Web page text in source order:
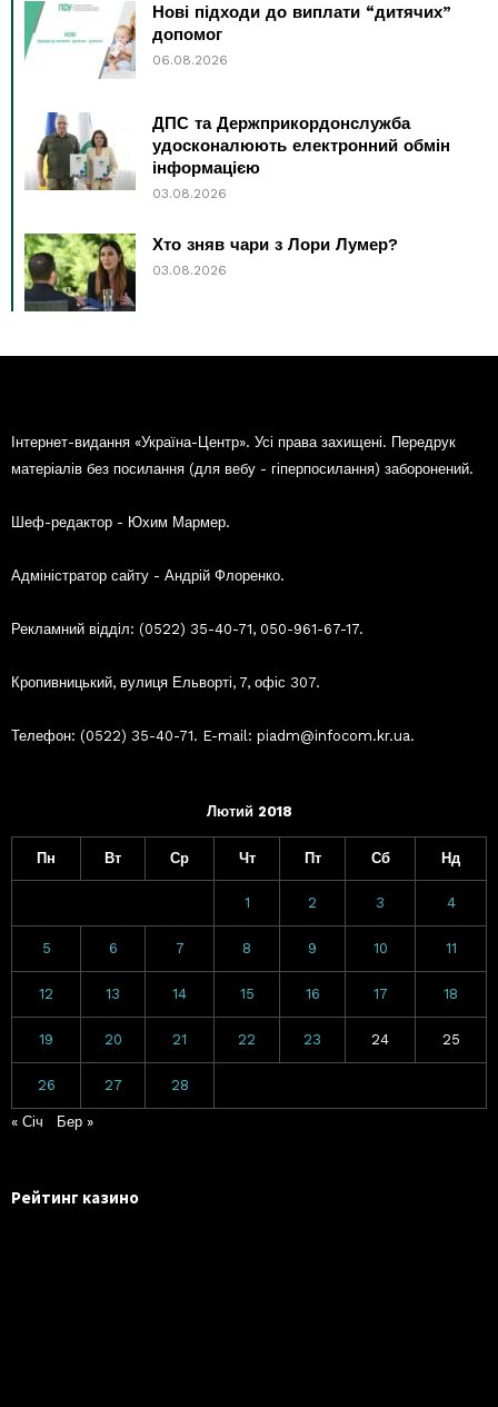
Нові підходи до виплати “дитячих”
допомог
06.08.2026
ДПС та Держприкордонслужба
удосконалюють електронний обмін
інформацією
03.08.2026
Хто зняв чари з Лори Лумер?
03.08.2026
Інтернет-видання «Україна-Центр». Усі права захищені. Передрук
матеріалів без посилання (для вебу - гіперпосилання) заборонений.
Шеф-редактор - Юхим Мармер.
Адміністратор сайту - Андрій Флоренко.
Рекламний відділ: (0522) 35-40-71, 050-961-67-17.
Кропивницький, вулиця Ельворті, 7, офіс 307.
Телефон: (0522) 35-40-71. E-mail: piadm@infocom.kr.ua.
Лютий 2018
Пн Вт Ср Чт Пт Сб Нд
1 2 3 4
5 6 7 8 9 10 11
12 13 14 15 16 17 18
19 20 21 22 23 24 25
26 27 28
« Січ Бер »
Рейтинг казино